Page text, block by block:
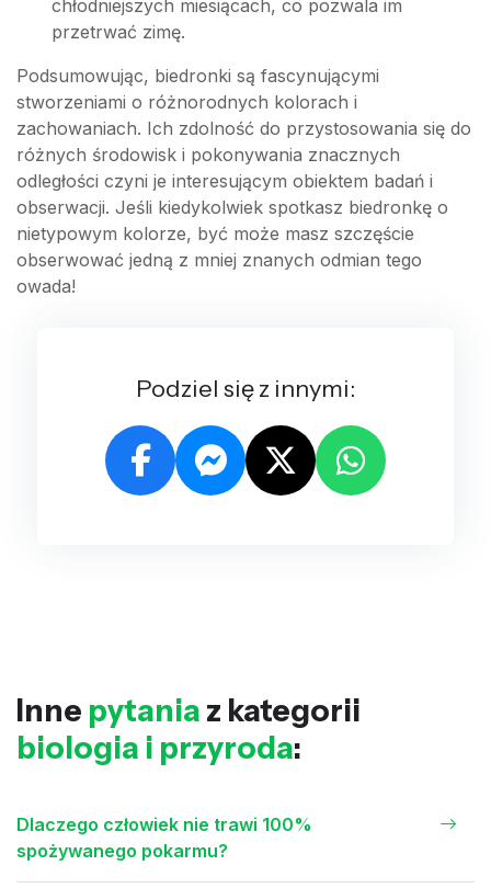
chłodniejszych miesiącach, co pozwala im
przetrwać zimę.
Podsumowując, biedronki są fascynującymi
stworzeniami o różnorodnych kolorach i
zachowaniach. Ich zdolność do przystosowania się do
różnych środowisk i pokonywania znacznych
odległości czyni je interesującym obiektem badań i
obserwacji. Jeśli kiedykolwiek spotkasz biedronkę o
nietypowym kolorze, być może masz szczęście
obserwować jedną z mniej znanych odmian tego
owada!
Podziel się z innymi:
Inne pytania z kategorii
biologia i przyroda:
Dlaczego człowiek nie trawi 100%
spożywanego pokarmu?